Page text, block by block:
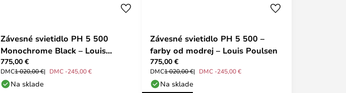
Závesné svietidlo PH 5 500
Monochrome Black – Louis
Poulsen
775,00 €
DMC1 020,00 € DMC -245,00 €
Na sklade
Závesné svietidlo PH 5 500 –
farby od modrej – Louis Poulsen
775,00 €
DMC1 020,00 € DMC -245,00 €
Na sklade